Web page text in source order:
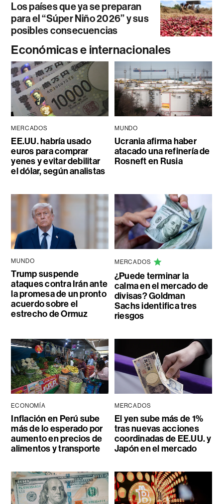
Los países que ya se preparan
para el “Súper Niño 2026” y sus
posibles consecuencias
Económicas e internacionales
MERCADOS
EE.UU. habría usado
euros para comprar
yenes y evitar debilitar
el dólar, según analistas
MUNDO
Ucrania afirma haber
atacado una refinería de
Rosneft en Rusia
MUNDO
Trump suspende
ataques contra Irán ante
la promesa de un pronto
acuerdo sobre el
estrecho de Ormuz
MERCADOS
¿Puede terminar la
calma en el mercado de
divisas? Goldman
Sachs identifica tres
riesgos
ECONOMÍA
Inflación en Perú sube
más de lo esperado por
aumento en precios de
alimentos y transporte
MERCADOS
El yen sube más de 1%
tras nuevas acciones
coordinadas de EE.UU. y
Japón en el mercado